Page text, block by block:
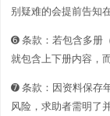
别疑难的会提前告知
➏ 条款：若包含多册
就包含上下册内容，
➐ 条款：因资料保存
风险，求助者需明了